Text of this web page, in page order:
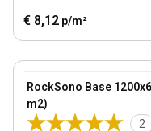
€ 8,12 p/m²
RockSono Base
m2)
2
View product